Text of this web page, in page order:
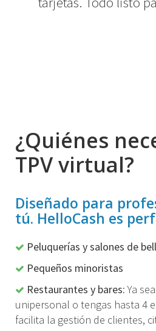
¿Quiénes
TPV virtual?
Diseñado para
tú. HelloCash es
Peluquerías y salones de
Pequeños minoristas
Restaurantes y bares:Ya
unipersonal o tengas hasta 4
facilita la gestión de clientes,